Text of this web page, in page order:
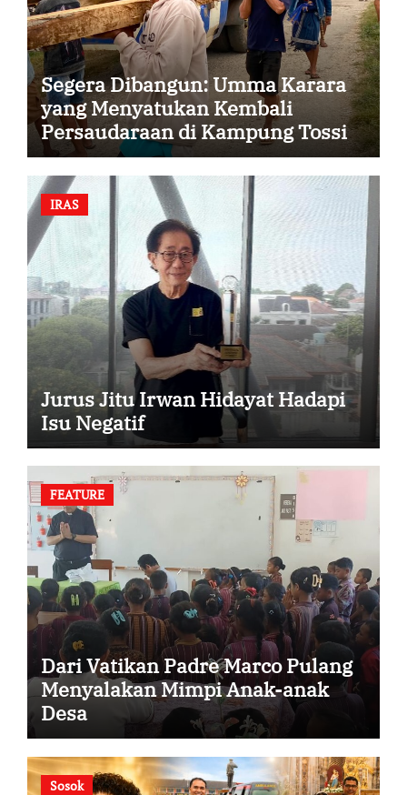
Segera Dibangun: Umma Karara
yang Menyatukan Kembali
Persaudaraan di Kampung Tossi
IRAS
Jurus Jitu Irwan Hidayat Hadapi
Isu Negatif
FEATURE
Dari Vatikan Padre Marco Pulang
Menyalakan Mimpi Anak-anak
Desa
Sosok